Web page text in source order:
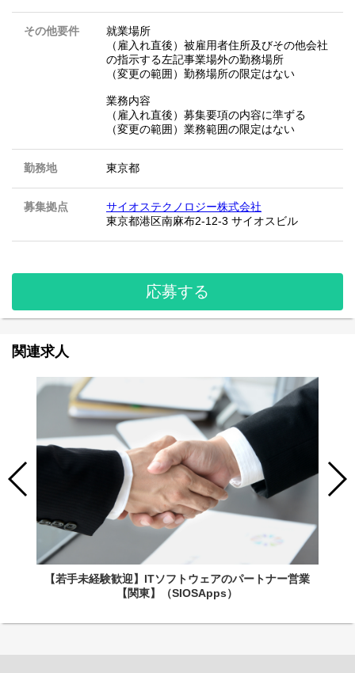
その他要件
就業場所
（雇入れ直後）被雇用者住所及びその他会社
の指示する左記事業場外の勤務場所
（変更の範囲）勤務場所の限定はない
業務内容
（雇入れ直後）募集要項の内容に準ずる
（変更の範囲）業務範囲の限定はない
勤務地 東京都
募集拠点
サイオステクノロジー株式会社
東京都港区南麻布2-12-3 サイオスビル
応募する
関連求人
【若手未経験歓迎】ITソフトウェアのパートナー営業
【関東】（SIOSApps）